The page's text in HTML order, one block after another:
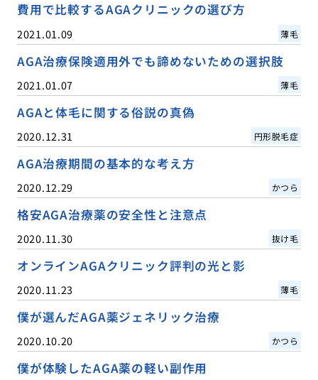
費用で比較するAGAクリニックの選び方
2021.01.09 薄毛
AGA治療保険適用外でも諦めないための選択肢
2021.01.07 薄毛
AGAと体毛に関する俗説の真偽
2020.12.31 円形脱毛症
AGA治療期間の基本的な考え方
2020.12.29 かつら
格安AGA治療薬の安全性と注意点
2020.11.30 抜け毛
オンラインAGAクリニック評判の光と影
2020.11.23 薄毛
僕が選んだAGA薬ジェネリック治療
2020.10.20 かつら
僕が体験したAGA薬の軽い副作用